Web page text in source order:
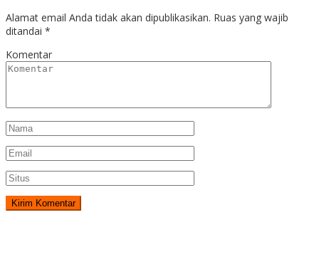
Alamat email Anda tidak akan dipublikasikan. Ruas yang wajib
ditandai *
Komentar